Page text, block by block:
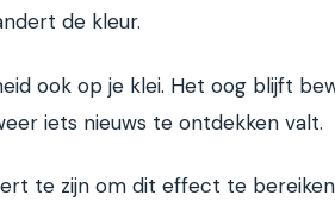
de kleur.
ook op je klei. Het oog blijft
iets nieuws te ontdekken valt.
te zijn om dit effect te